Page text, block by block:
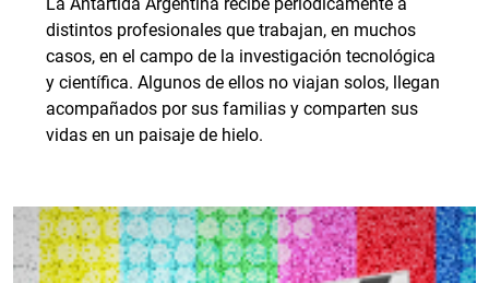
distintos profesionales que trabajan, en muchos
casos, en el campo de la investigación tecnológica
y científica. Algunos de ellos no viajan solos, llegan
acompañados por sus familias y comparten sus
vidas en un paisaje de hielo.